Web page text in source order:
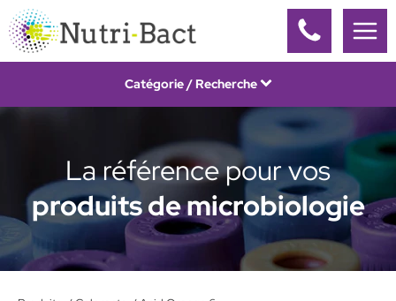
Panneau de gestion des cookies
La référence pour vos
produits de microbiologie
Catégorie / Recherche